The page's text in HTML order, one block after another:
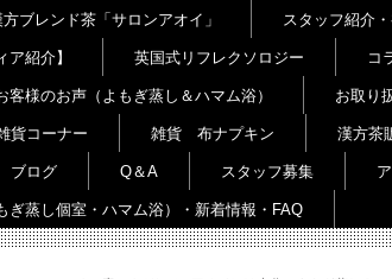
ブレンド茶「サロンアオイ」 スタッフ紹介
紹介】 英国式リフレクソロジー コ
客様のお声（よもぎ蒸し＆ハマム浴） お取り
貨コーナー 雑貨 布ナプキン 漢方茶
ブログ Q＆A スタッフ募集
ぎ蒸し個室・ハマム浴）・新着情報・FAQ